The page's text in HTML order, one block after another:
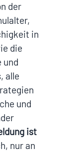
der
in
die
und
alle
und
ist
nur an